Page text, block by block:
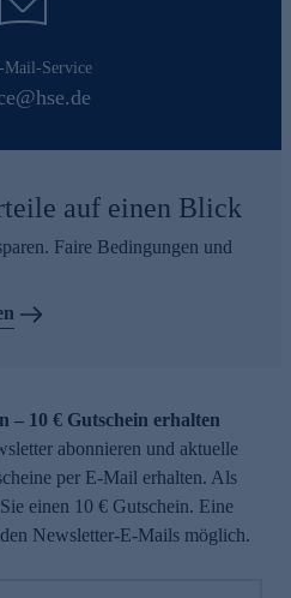
Mail-Service
auf einen Blick
Faire Bedingungen und
– 10 € Gutschein erhalten
abonnieren und aktuelle
per E-Mail erhalten. Als
einen 10 € Gutschein. Eine
Newsletter-E-Mails möglich.